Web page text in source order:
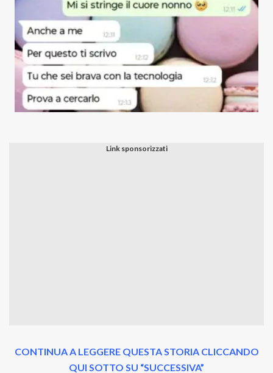
CONTINUA A LEGGERE QUESTA STORIA CLICCANDO
QUI SOTTO SU “SUCCESSIVA”